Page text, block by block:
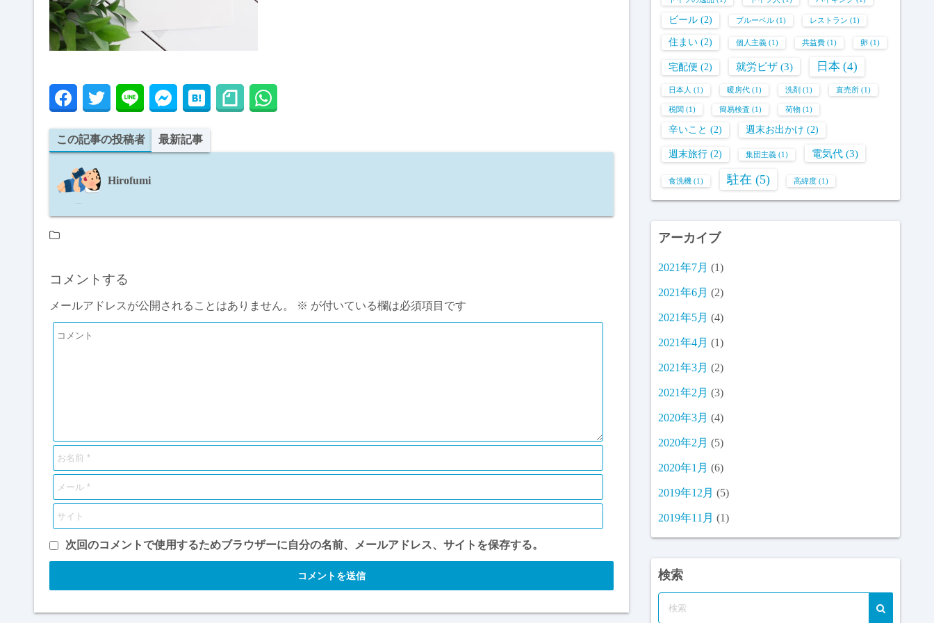
この記事の投稿者 最新記事
Hirofumi
コメントする
メールアドレスが公開されることはありません。 ※ が付いている欄は必須項目です
次回のコメントで使用するためブラウザーに自分の名前、メールアドレス、サイトを保存する。
ビール (2) ブルーベル (1) レストラン (1)
住まい (2) 個人主義 (1) 共益費 (1) 卵 (1)
宅配便 (2) 就労ビザ (3) 日本 (4)
日本人 (1) 暖房代 (1) 洗剤 (1) 直売所 (1)
税関 (1) 簡易検査 (1) 荷物 (1)
辛いこと (2) 週末お出かけ (2)
週末旅行 (2) 集団主義 (1) 電気代 (3)
食洗機 (1) 駐在 (5) 高緯度 (1)
アーカイブ
2021年7月 (1)
2021年6月 (2)
2021年5月 (4)
2021年4月 (1)
2021年3月 (2)
2021年2月 (3)
2020年3月 (4)
2020年2月 (5)
2020年1月 (6)
2019年12月 (5)
2019年11月 (1)
検索